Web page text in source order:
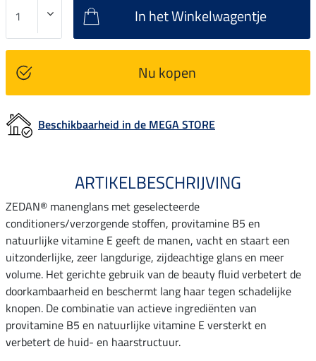
In het Winkelwagentje
Nu kopen
Beschikbaarheid in de MEGA STORE
ARTIKELBESCHRIJVING
ZEDAN® manenglans met geselecteerde
conditioners/verzorgende stoffen, provitamine B5 en
natuurlijke vitamine E geeft de manen, vacht en staart een
uitzonderlijke, zeer langdurige, zijdeachtige glans en meer
volume. Het gerichte gebruik van de beauty fluid verbetert de
doorkambaarheid en beschermt lang haar tegen schadelijke
knopen. De combinatie van actieve ingrediënten van
provitamine B5 en natuurlijke vitamine E versterkt en
verbetert de huid- en haarstructuur.